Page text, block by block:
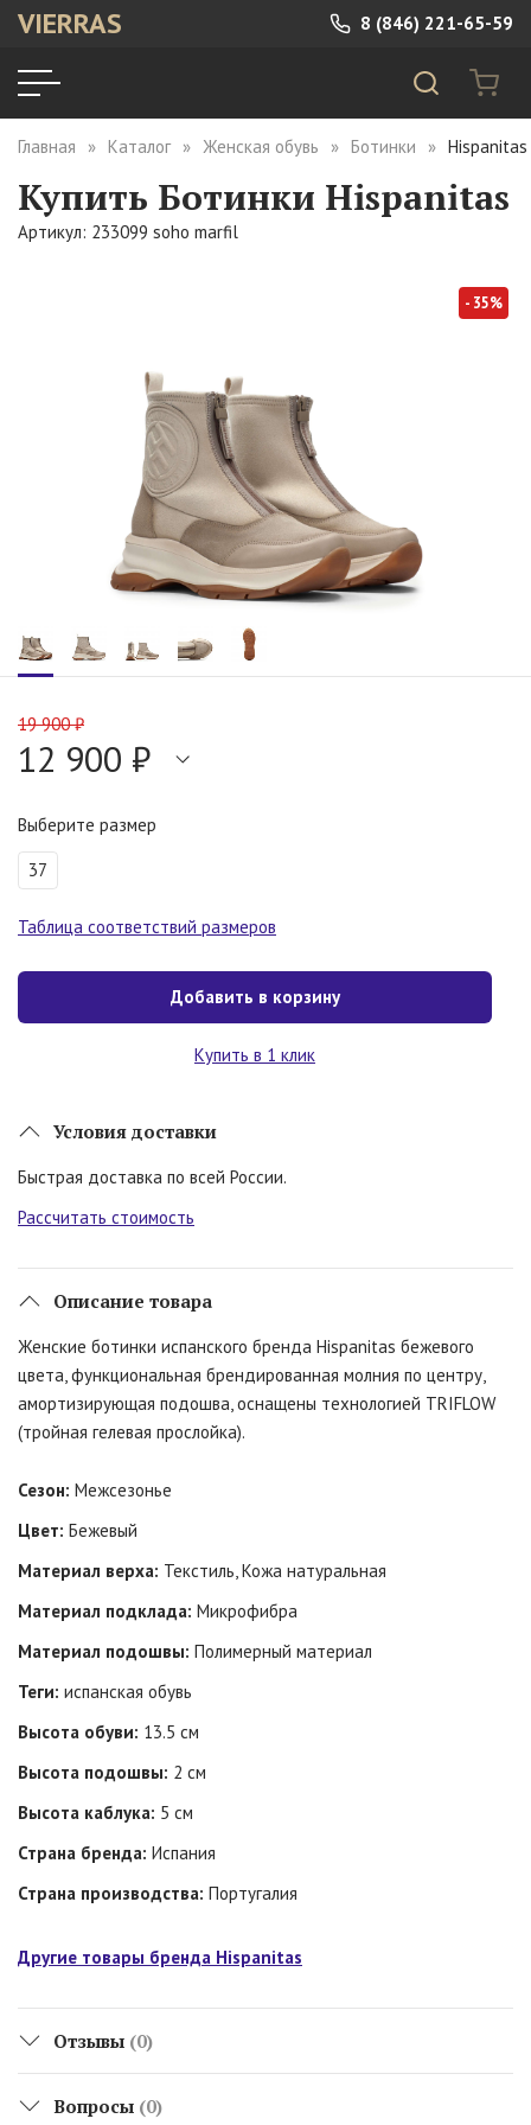
VIERRAS 8 (846) 221-65-59
Главная Каталог Женская обувь Ботинки
Купить Ботинки Hispanitas
Артикул: 233099 soho marfil
- 35%
19 900 ₽
12 900 ₽
Выберите размер
37
Таблица соответствий размеров
Добавить в корзину
Купить в 1 клик
Условия доставки
Быстрая доставка по всей России.
Рассчитать стоимость
Описание товара
Женские ботинки испанского бренда Hispanitas бежевого
цвета, функциональная брендированная молния по центру,
амортизирующая подошва, оснащены технологией TRIFLOW
(тройная гелевая прослойка).
Сезон: Межсезонье
Цвет: Бежевый
Материал верха: Текстиль, Кожа натуральная
Материал подклада: Микрофибра
Материал подошвы: Полимерный материал
Теги: испанская обувь
Высота обуви: 13.5 см
Высота подошвы: 2 см
Высота каблука: 5 см
Страна бренда: Испания
Страна производства: Португалия
Другие товары бренда Hispanitas
Отзывы (0)
Вопросы (0)